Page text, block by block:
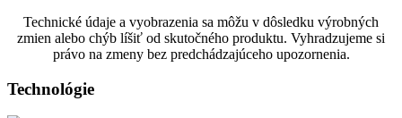
Technické údaje a vyobrazenia sa môžu v dôsledku výrobných
zmien alebo chýb líšiť od skutočného produktu. Vyhradzujeme si
právo na zmeny bez predchádzajúceho upozornenia.
Technológie